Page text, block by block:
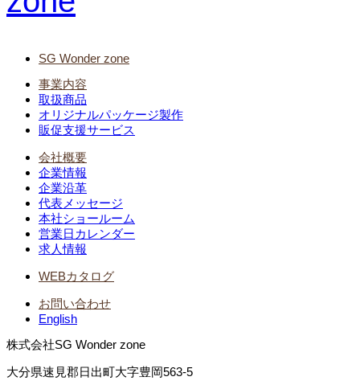
SG Wonder zone
事業内容
取扱商品
オリジナルパッケージ製作
販促支援サービス
会社概要
企業情報
企業沿革
代表メッセージ
本社ショールーム
営業日カレンダー
求人情報
WEBカタログ
お問い合わせ
English
株式会社SG Wonder zone
大分県速見郡日出町大字豊岡563-5